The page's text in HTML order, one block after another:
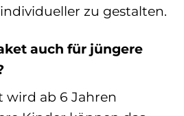
zu gestalten.
auch für jüngere
wird ab 6 Jahren